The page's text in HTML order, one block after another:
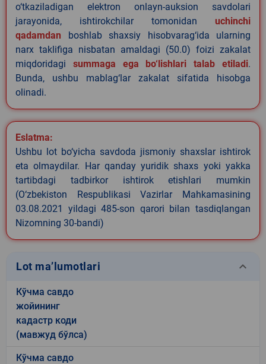
o‘tkaziladigan elektron onlayn-auksion savdolari
jarayonida, ishtirokchilar tomonidan uchinchi
qadamdan boshlab shaxsiy hisobvarag‘ida ularning
narx taklifiga nisbatan amaldagi (50.0) foizi zakalat
miqdoridagi summaga ega bo‘lishlari talab etiladi.
Bunda, ushbu mablag‘lar zakalat sifatida hisobga
olinadi.
Eslatma:
Ushbu lot bo‘yicha savdoda jismoniy shaxslar ishtirok
eta olmaydilar. Har qanday yuridik shaxs yoki yakka
tartibdagi tadbirkor ishtirok etishlari mumkin
(O‘zbekiston Respublikasi Vazirlar Mahkamasining
03.08.2021 yildagi 485-son qarori bilan tasdiqlangan
Nizomning 30-bandi)
Lot ma’lumotlari keyboard_arrow_down
Кўчма савдо
жойининг
кадастр коди
(мавжуд бўлса)
Кўчма савдо